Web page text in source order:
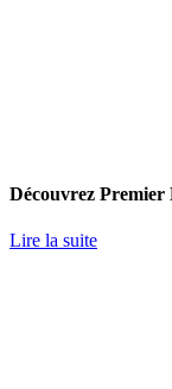
Découvrez Premier
Lire la suite